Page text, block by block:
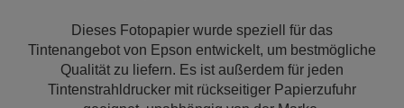
Dieses Fotopapier wurde speziell für das
Tintenangebot von Epson entwickelt, um bestmögliche
Qualität zu liefern. Es ist außerdem für jeden
Tintenstrahldrucker mit rückseitiger Papierzufuhr